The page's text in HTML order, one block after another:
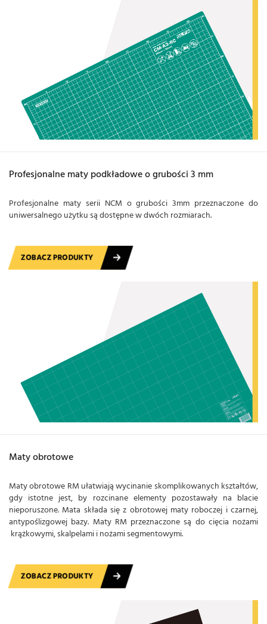
Profesjonalne maty podkładowe o grubości 3 mm
Profesjonalne maty serii NCM o grubości 3mm przeznaczone do
uniwersalnego użytku są dostępne w dwóch rozmiarach.
ZOBACZ PRODUKTY
Maty obrotowe
Maty obrotowe RM ułatwiają wycinanie skomplikowanych kształtów,
gdy istotne jest, by rozcinane elementy pozostawały na blacie
nieporuszone. Mata składa się z obrotowej maty roboczej i czarnej,
antypoślizgowej bazy. Maty RM przeznaczone są do cięcia nożami
krążkowymi, skalpelami i nożami segmentowymi.
ZOBACZ PRODUKTY